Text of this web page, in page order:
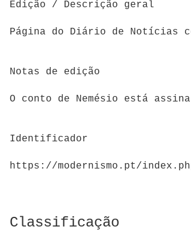
Edição / Descrição geral
Página do Diário de Notícias
Notas de edição
O conto de Nemésio está
Identificador
https://modernismo.pt/
Classificação